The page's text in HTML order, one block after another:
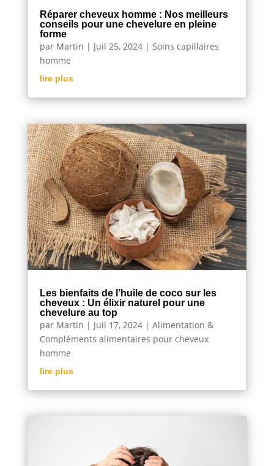
Réparer cheveux homme : Nos meilleurs
conseils pour une chevelure en pleine
forme
par Martin | Juil 25, 2024| Soins capillaires
homme
lire plus
Les bienfaits de l’huile de coco sur les
cheveux : Un élixir naturel pour une
chevelure au top
par Martin | Juil 17, 2024| Alimentation &
Compléments alimentaires pour cheveux
homme
lire plus